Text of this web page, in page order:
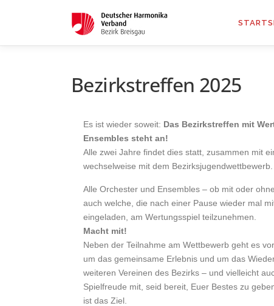
Bezirkstreffen 2025
Es ist wieder soweit: Das Bezirkstreffen mit
Ensembles steht an!
Alle zwei Jahre findet dies statt, zusammen mit
wechselweise mit dem Bezirksjugendwettbewerb.
Alle Orchester und Ensembles – ob mit oder
auch welche, die nach einer Pause wieder mal
eingeladen, am Wertungsspiel teilzunehmen.
Macht mit!
Neben der Teilnahme am Wettbewerb geht es
um das gemeinsame Erlebnis und um das
weiteren Vereinen des Bezirks – und vielleicht
Spielfreude mit, seid bereit, Euer Bestes zu
ist das Ziel.